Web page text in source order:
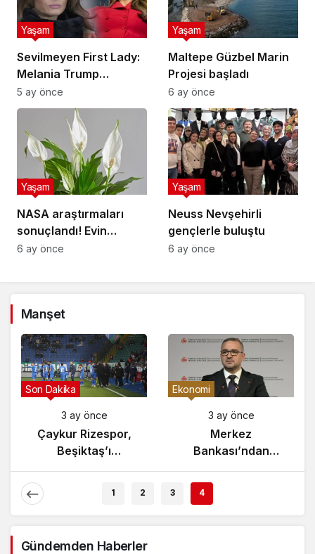
Sevilmeyen First Lady:
Melania Trump
popülerlik
sıralamasında sondan
Yaşam
5 ay önce
Maltepe Güzbel Marin
Projesi başladı
Yaşam
6 ay önce
NASA araştırmaları
sonuçlandı! Evin
havasını yüzde doksan
Yaşam
6 ay önce
Neuss Nevşehirli
gençlerle buluştu
Yaşam
6 ay önce
Manşet
Gündem
3 ay önce
Yunanistan’da
Zeybek Tartışması
Son Dakika
3 ay önce
Çaykur Rizespor,
Beşiktaş’ı
1 2 3 4
Gündemden Haberler